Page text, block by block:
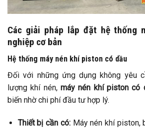
Các giải pháp lắp đặt hệ thống
nghiệp cơ bản
Hệ thống máy nén khí piston có dầu
Đối với những ứng dụng không yêu
lượng khí nén, máy nén khí piston có
biến nhờ chi phí đầu tư hợp lý.
Thiết bị cần có:Máy nén khí piston,